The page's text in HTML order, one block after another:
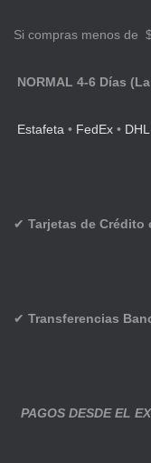
Si compras menos de
NORMAL 4-6 Días
Estafeta • FedEx • DHL
✔ Tarjetas de Crédito
✔ Transferencias
PAGOS DESDE EL